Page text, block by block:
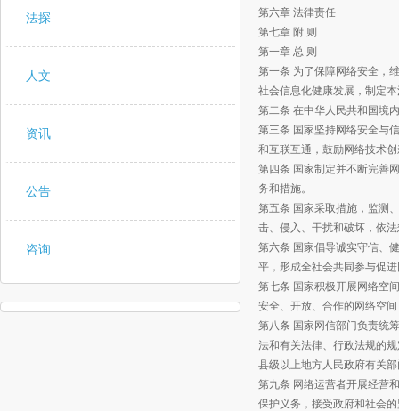
法探
人文
资讯
公告
咨询
第六章 法律责任
第七章 附 则
第一章 总 则
第一条 为了保障网络安全，
社会信息化健康发展，制定
第二条 在中华人民共和国境
第三条 国家坚持网络安全与
和互联互通，鼓励网络技术
第四条 国家制定并不断完善
务和措施。
第五条 国家采取措施，监测
击、侵入、干扰和破坏，依
第六条 国家倡导诚实守信、
平，形成全社会共同参与促
第七条 国家积极开展网络空
安全、开放、合作的网络空
第八条 国家网信部门负责统
法和有关法律、行政法规的
县级以上地方人民政府有关
第九条 网络运营者开展经营
保护义务，接受政府和社会